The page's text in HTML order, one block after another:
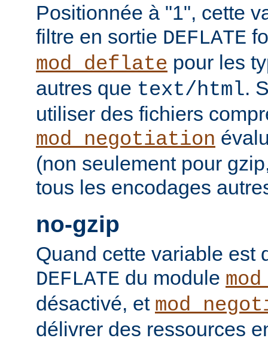
Positionnée à "1", cette
filtre en sortie DEFLATE
mod_deflate pour les
autres que text/html.
utiliser des fichiers
mod_negotiation
(non seulement pour
tous les encodages
no-gzip
Quand cette variable est
DEFLATE du module
désactivé, et
délivrer des ressources